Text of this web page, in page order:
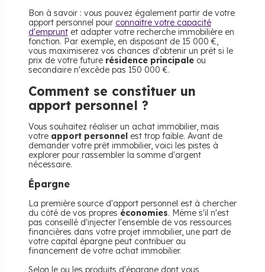
Bon à savoir : vous pouvez également partir de votre
apport personnel pour connaître votre capacité
d'emprunt et adapter votre recherche immobilière en
fonction. Par exemple, en disposant de 15 000 €,
vous maximiserez vos chances d'obtenir un prêt si le
prix de votre future résidence principale ou
secondaire n'excède pas 150 000 €.
Comment se constituer un
apport personnel ?
Vous souhaitez réaliser un achat immobilier, mais
votre apport personnel est trop faible. Avant de
demander votre prêt immobilier, voici les pistes à
explorer pour rassembler la somme d'argent
nécessaire.
Épargne
La première source d'apport personnel est à chercher
du côté de vos propres économies. Même s'il n'est
pas conseillé d'injecter l'ensemble de vos ressources
financières dans votre projet immobilier, une part de
votre capital épargne peut contribuer au
financement de votre achat immobilier.
Selon le ou les produits d'épargne dont vous